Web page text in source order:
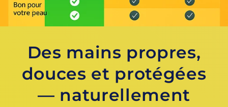
Des mains propres,
douces et protégées
— naturellement